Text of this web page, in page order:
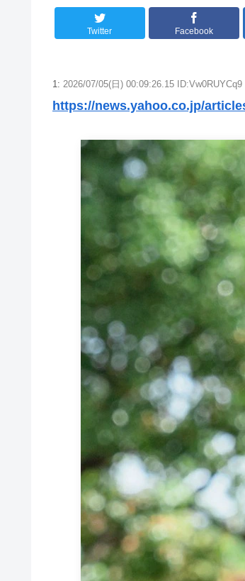
Twitter Facebook
1: 2026/07/05(日) 00:09:26.15 ID:Vw0RUYCq9
https://news.yahoo.co.jp/